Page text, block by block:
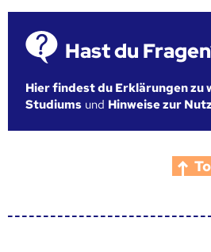
Hast du
Hier findest du Erklärungen
Studiums und Hinweise zur